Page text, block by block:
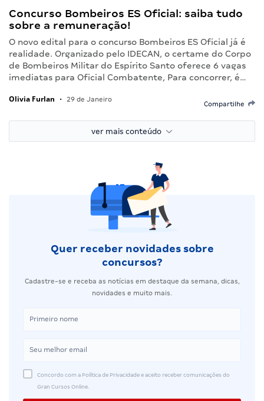
Concurso Bombeiros ES Oficial: saiba tudo
sobre a remuneração!
O novo edital para o concurso Bombeiros ES Oficial já é
realidade. Organizado pelo IDECAN, o certame do Corpo
de Bombeiros Militar do Espírito Santo oferece 6 vagas
imediatas para Oficial Combatente, Para concorrer, é…
Olivia Furlan • 29 de Janeiro
Compartilhe
ver mais conteúdo
Quer receber novidades sobre
concursos?
Cadastre-se e receba as notícias em destaque da semana, dicas,
novidades e muito mais.
Concordo com a Política de Privacidade e aceito receber comunicações do
Gran Cursos Online.